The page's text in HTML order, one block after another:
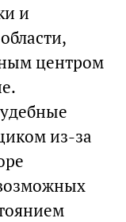
и
центром
из-за